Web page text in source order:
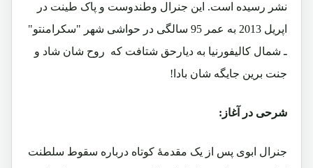
نشر رسیده است. این جنرال وطندوست و پاک طینت در
اپریل 2013 به عمر 95 سالگی در حواشی شهر "سکرامنتو"
ـ شمال کالیفورنیا به دیارحق شتافت که روح شان شاد و
جنت برین جایگه شان بادا!
شرحی در آغاز:
جنرال ابوی پس از یک مقدمۀ کوتاه درباره سقوط سلطنت